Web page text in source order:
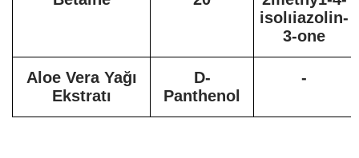
isolıiazolin-
3-one
Aloe Vera Yağı
Ekstratı
D-
Panthenol
-